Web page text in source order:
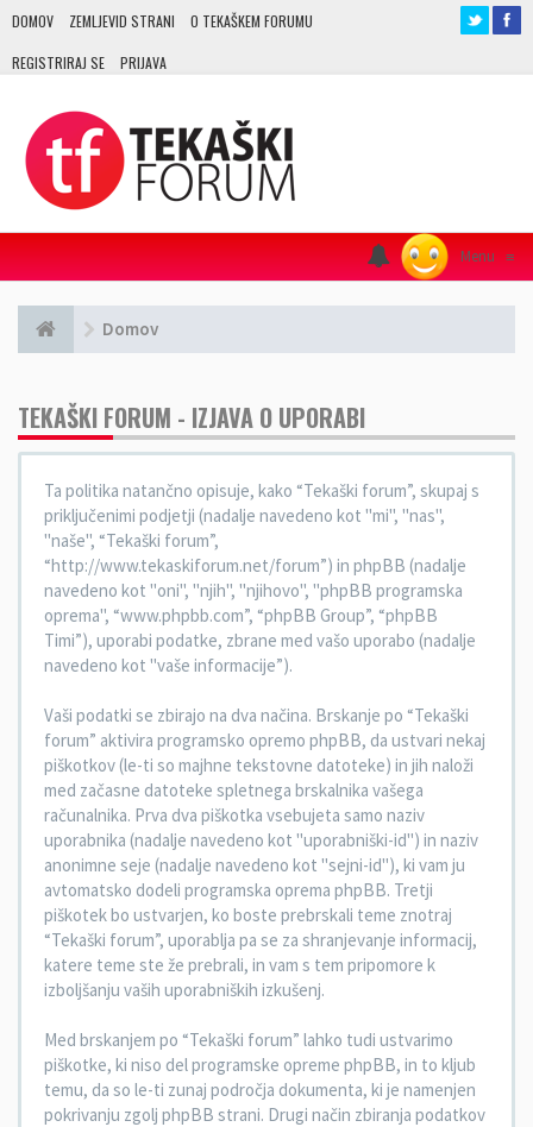
DOMOV ZEMLJEVID STRANI O TEKAŠKEM FORUMU
REGISTRIRAJ SE PRIJAVA
Menu ≡
Domov
TEKAŠKI FORUM - IZJAVA O UPORABI
Ta politika natančno opisuje, kako “Tekaški forum”, skupaj s
priključenimi podjetji (nadalje navedeno kot "mi", "nas",
"naše", “Tekaški forum”,
“http://www.tekaskiforum.net/forum”) in phpBB (nadalje
navedeno kot "oni", "njih", "njihovo", "phpBB programska
oprema", “www.phpbb.com”, “phpBB Group”, “phpBB
Timi”), uporabi podatke, zbrane med vašo uporabo (nadalje
navedeno kot "vaše informacije”).
Vaši podatki se zbirajo na dva načina. Brskanje po “Tekaški
forum” aktivira programsko opremo phpBB, da ustvari nekaj
piškotkov (le-ti so majhne tekstovne datoteke) in jih naloži
med začasne datoteke spletnega brskalnika vašega
računalnika. Prva dva piškotka vsebujeta samo naziv
uporabnika (nadalje navedeno kot "uporabniški-id") in naziv
anonimne seje (nadalje navedeno kot "sejni-id"), ki vam ju
avtomatsko dodeli programska oprema phpBB. Tretji
piškotek bo ustvarjen, ko boste prebrskali teme znotraj
“Tekaški forum”, uporablja pa se za shranjevanje informacij,
katere teme ste že prebrali, in vam s tem pripomore k
izboljšanju vaših uporabniških izkušenj.
Med brskanjem po “Tekaški forum” lahko tudi ustvarimo
piškotke, ki niso del programske opreme phpBB, in to kljub
temu, da so le-ti zunaj področja dokumenta, ki je namenjen
pokrivanju zgolj phpBB strani. Drugi način zbiranja podatkov